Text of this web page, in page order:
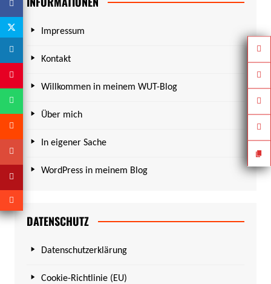
Impressum
Kontakt
Willkommen in meinem WUT-Blog
Über mich
In eigener Sache
WordPress in meinem Blog
DATENSCHUTZ
Datenschutzerklärung
Cookie-Richtlinie (EU)